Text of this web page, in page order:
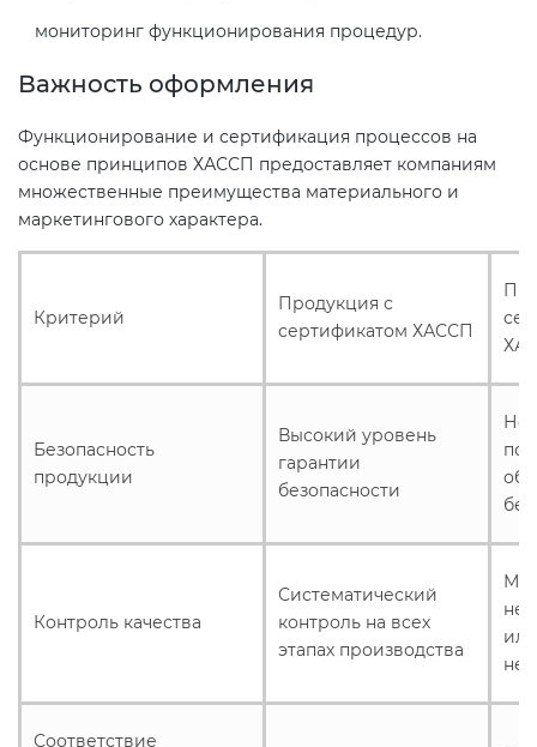
мониторинг функционирования процедур.
Важность оформления
Функционирование и сертификация процессов на
основе принципов ХАССП предоставляет компаниям
множественные преимущества материального и
маркетингового характера.
Критерий
Продукция с
сертификатом ХАССП
Безопасность
продукции
Высокий уровень
гарантии
безопасности
Контроль качества
Систематический
контроль на всех
этапах производства
или
Соответствие